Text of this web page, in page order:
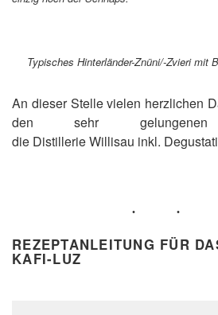
Typisches Hinterländer-Znüni/-Zvieri mit
An dieser Stelle vielen herzlichen
den sehr
die Distillerie Willisau inkl.
REZEPTANLEITUNG FÜR
KAFI-LUZ